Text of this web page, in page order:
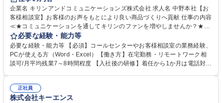
企業名 キリンアンドコミュニケーションズ株式会社 求人名 中野本社【お
客様相談室】お客様のお声をもとにより良い商品づくりへ貢献 仕事の内容
≪★コミュニケーションを通してキリンのファンを増やしませんか？★≫
お客様のお声をより良い商品づくりに活かしていく上で、窓口となるお客
様相談室でのお仕事です。 日々お客様からいただくキリングループへのご
意見を、企業活動に活かしています。お客様からの声に迅速かつ誠意をも
って対応、情報提供するとともにグループ内活動に反映しています。 【具
平均100件前後■メール・手紙：同上40件前後 募集職種 中野本社【お客様
相談室】お客様のお声をもとにより良い商品づくりへ貢献
必要な経験・能力等
必要な経験・能力等 【必須】コールセンターやお客様相談室の業務経験、
PCが使える方（Word・Excel）【働き方】在宅勤務・リモートワーク相
談可/月平均残業7～8時間程度 【入社後の研修】着任から1か月は電話対応
すのでご安心ください。 【当社について】キリングループの広報機能を担
う会社として、お客様との出会いを大切にし、磨き上げたホスピタリティ
正社員
株式会社キーエンス